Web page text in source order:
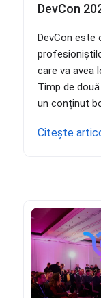
DevCon
DevCon este
care va avea
Timp de
un conținut
Citește